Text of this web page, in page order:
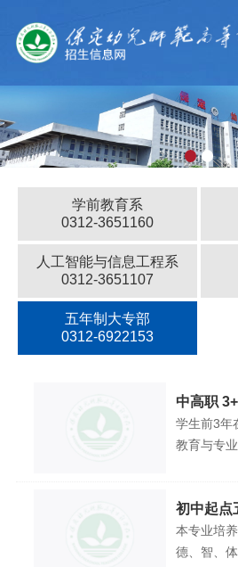
网站首
专业介
历年
招生
政策
学前教育系
0312-3651160
人工智能与信息工程系
0312-3651107
五年制大专部
0312-6922153
中高职
教育专业
学生前3年
教育与专
初中起点
专业（停
本专业培
德、智、